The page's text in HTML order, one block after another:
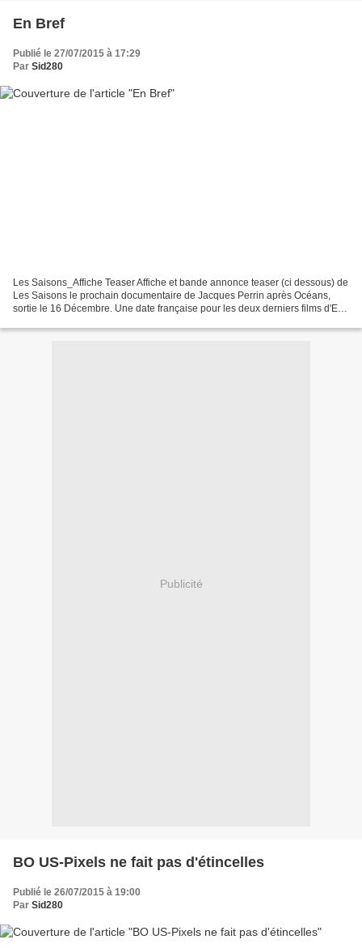
En Bref
Publié le 27/07/2015 à 17:29
Par Sid280
Les Saisons_Affiche Teaser Affiche et bande annonce teaser (ci dessous) de
Les Saisons le prochain documentaire de Jacques Perrin après Océans,
sortie le 16 Décembre. Une date française pour les deux derniers films d'Eli
Publicité
BO US-Pixels ne fait pas d'étincelles
Publié le 26/07/2015 à 19:00
Par Sid280